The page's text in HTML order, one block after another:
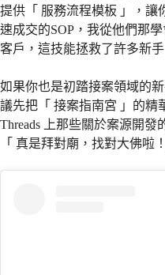
提供「 服務流程模板 」，讓
速成交的SOP，我從他們那
客戶，這技能拯救了許多新
如果你也是初踏接案領域的
議先把「 接案指南宮 」的精
Threads 上那些關於案源開
「 真是拜對廟，找對大佛啦！